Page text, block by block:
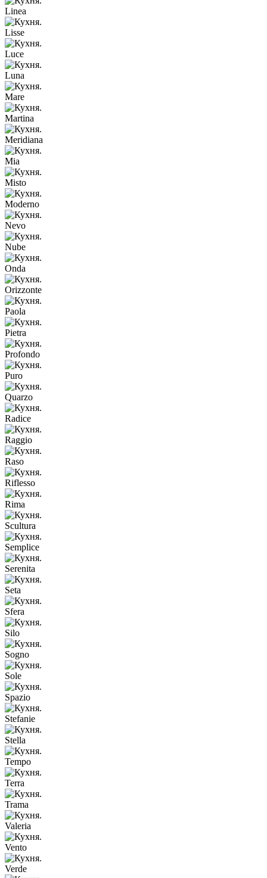
Linea
Lisse
Luce
Luna
Mare
Martina
Meridiana
Mia
Misto
Moderno
Nevo
Nube
Onda
Orizzonte
Paola
Pietra
Profondo
Puro
Quarzo
Radice
Raggio
Raso
Riflesso
Rima
Scultura
Semplice
Serenita
Seta
Sfera
Silo
Sogno
Sole
Spazio
Stefanie
Stella
Tempo
Terra
Trama
Valeria
Vento
Verde